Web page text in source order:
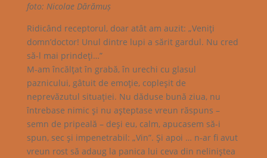
foto: Nicolae Dărămuș
Ridicând receptorul, doar atât am auzit: „Veniţi
domn’doctor! Unul dintre lupi a sărit gardul. Nu cred
să-l mai prindeţi…”
M-am încălţat în grabă, în urechi cu glasul
paznicului, gâtuit de emoţie, copleşit de
neprevăzutul situaţiei. Nu dăduse bună ziua, nu
întrebase nimic şi nu aşteptase vreun răspuns –
semn de pripeală – deşi eu, calm, apucasem să-i
spun, sec şi impenetrabil: „Vin”. Şi apoi … n-ar fi avut
vreun rost să adaug la panica lui ceva din neliniştea